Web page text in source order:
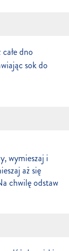
dno
sok do
wymieszaj i
aż się
chwilę odstaw